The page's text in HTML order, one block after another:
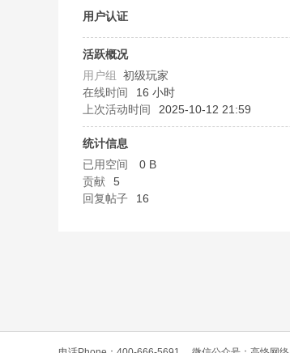
L
用户认证
活跃概况
用户组 初级玩家
在线时间
16 小时
上次活动时间
2025-10-12 21:59
统计信息
已用空间
0 B
贡献
5
回复帖子
16